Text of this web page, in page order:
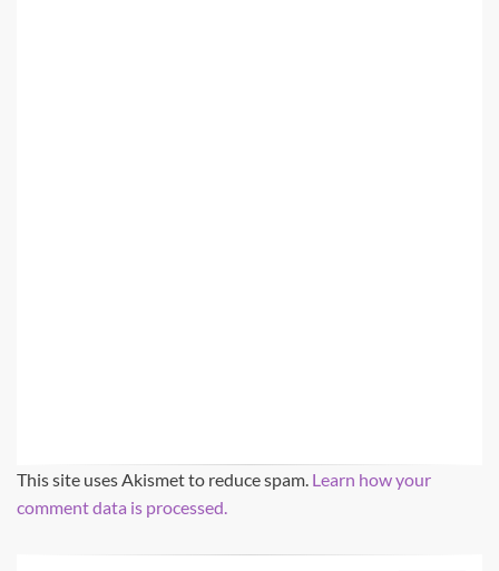
This site uses Akismet to reduce spam. Learn how your
comment data is processed.